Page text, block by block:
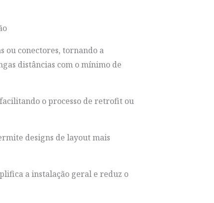
ou conectores, tornando a
distâncias com o mínimo de
o processo de retrofit ou
designs de layout mais
a instalação geral e reduz o